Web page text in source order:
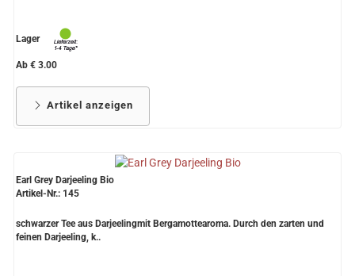
Lager
Ab € 3.00
Artikel anzeigen
Earl Grey Darjeeling Bio
Artikel-Nr.: 145
schwarzer Tee aus Darjeelingmit Bergamottearoma. Durch den zarten und
feinen Darjeeling, k..